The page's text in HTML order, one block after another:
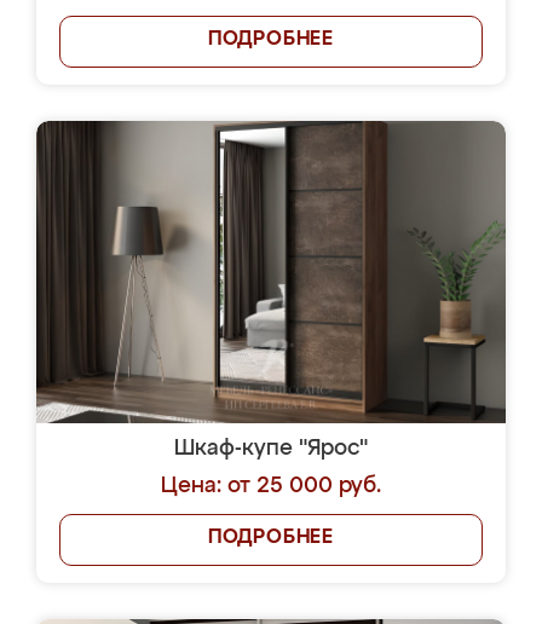
ПОДРОБНЕЕ
Шкаф-купе "Ярос"
Цена: от 25 000 руб.
ПОДРОБНЕЕ